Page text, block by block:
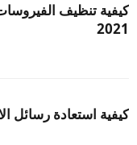
كيفية تنظيف
2021
كيفية استعادة رسائل